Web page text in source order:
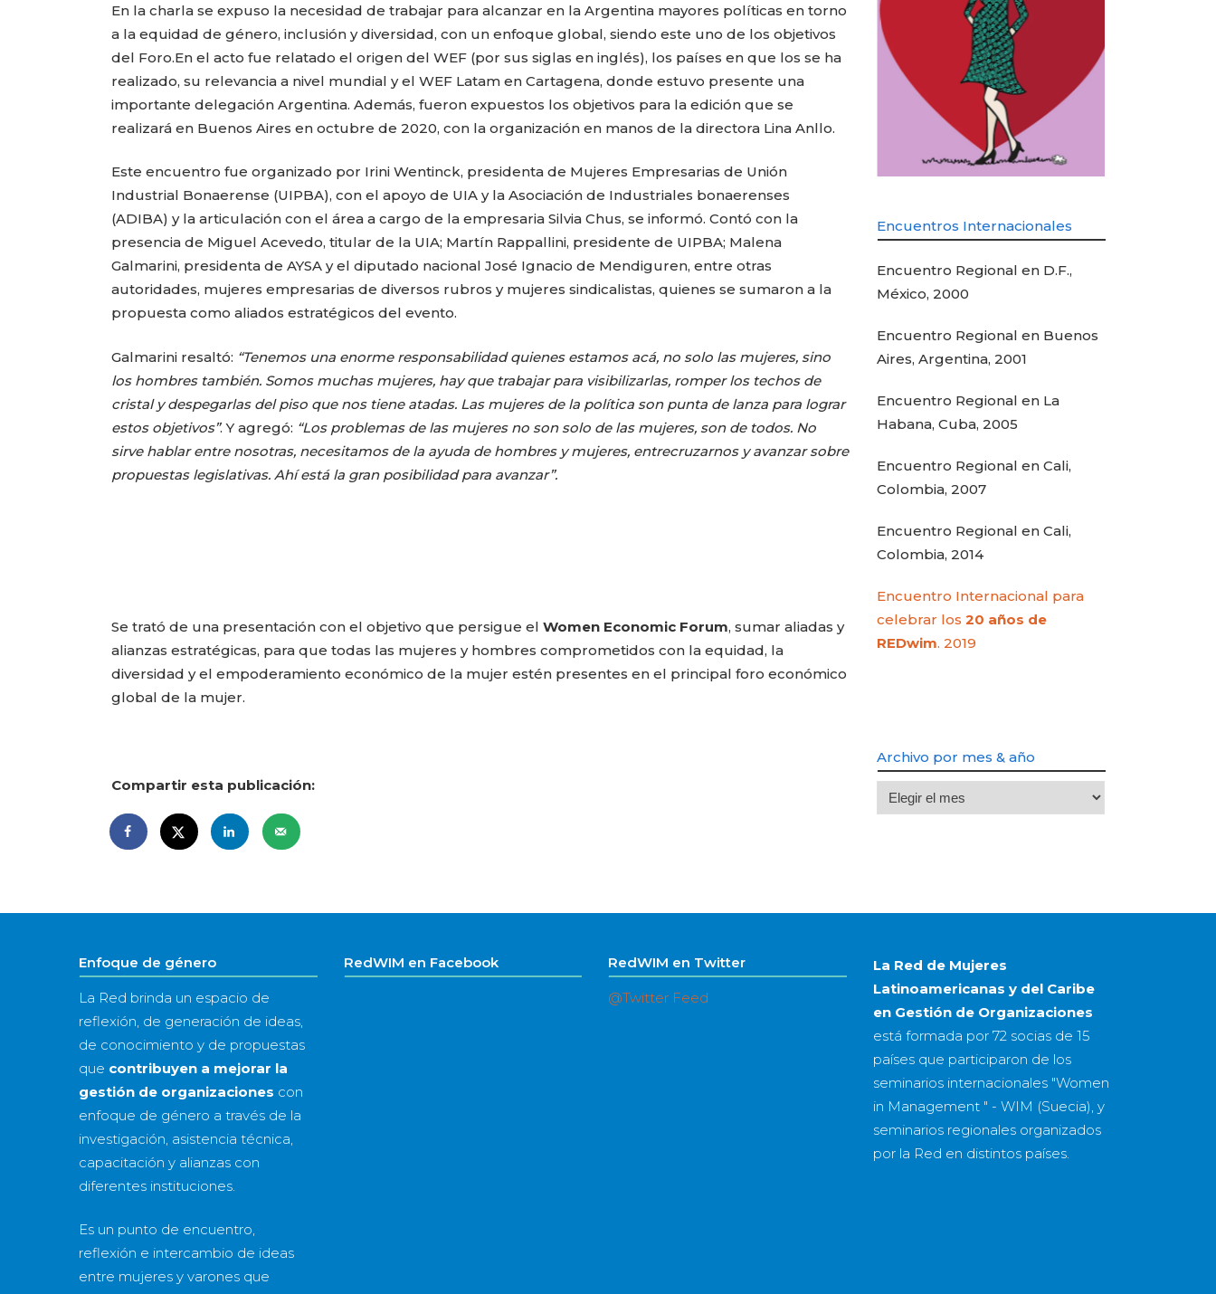
En la charla se expuso la necesidad de trabajar para alcanzar en la Argentina mayores políticas en torno
a la equidad de género, inclusión y diversidad, con un enfoque global, siendo este uno de los objetivos
del Foro.En el acto fue relatado el origen del WEF (por sus siglas en inglés), los países en que los se ha
realizado, su relevancia a nivel mundial y el WEF Latam en Cartagena, donde estuvo presente una
importante delegación Argentina. Además, fueron expuestos los objetivos para la edición que se
realizará en Buenos Aires en octubre de 2020, con la organización en manos de la directora Lina Anllo.
Este encuentro fue organizado por Irini Wentinck, presidenta de Mujeres Empresarias de Unión
Industrial Bonaerense (UIPBA), con el apoyo de UIA y la Asociación de Industriales bonaerenses
(ADIBA) y la articulación con el área a cargo de la empresaria Silvia Chus, se informó. Contó con la
presencia de Miguel Acevedo, titular de la UIA; Martín Rappallini, presidente de UIPBA; Malena
Galmarini, presidenta de AYSA y el diputado nacional José Ignacio de Mendiguren, entre otras
autoridades, mujeres empresarias de diversos rubros y mujeres sindicalistas, quienes se sumaron a la
propuesta como aliados estratégicos del evento.
Galmarini resaltó: “Tenemos una enorme responsabilidad quienes estamos acá, no solo las mujeres, sino
los hombres también. Somos muchas mujeres, hay que trabajar para visibilizarlas, romper los techos de
cristal y despegarlas del piso que nos tiene atadas. Las mujeres de la política son punta de lanza para lograr
estos objetivos”. Y agregó: “Los problemas de las mujeres no son solo de las mujeres, son de todos. No
sirve hablar entre nosotras, necesitamos de la ayuda de hombres y mujeres, entrecruzarnos y avanzar sobre
propuestas legislativas. Ahí está la gran posibilidad para avanzar”.
Se trató de una presentación con el objetivo que persigue el Women Economic Forum, sumar aliadas y
alianzas estratégicas, para que todas las mujeres y hombres comprometidos con la equidad, la
diversidad y el empoderamiento económico de la mujer estén presentes en el principal foro económico
global de la mujer.
Compartir esta publicación:
Encuentros Internacionales
Encuentro Regional en D.F.,
México, 2000
Encuentro Regional en Buenos
Aires, Argentina, 2001
Encuentro Regional en La
Habana, Cuba, 2005
Encuentro Regional en Cali,
Colombia, 2007
Encuentro Regional en Cali,
Colombia, 2014
Encuentro Internacional para
celebrar los20 años de
REDwim. 2019
Archivo por mes & año
Archivo
por
Enfoque de género
La Red brinda un espacio de
reflexión, de generación de ideas,
de conocimiento y de propuestas
que contribuyen a mejorar la
gestión de organizaciones con
enfoque de género a través de la
investigación, asistencia técnica,
capacitación y alianzas con
diferentes instituciones.
Es un punto de encuentro,
reflexión e intercambio de ideas
entre mujeres y varones que
RedWIM en Facebook RedWIM en Twitter
@Twitter Feed
La Red de Mujeres
Latinoamericanas y del Caribe
en Gestión de Organizaciones
está formada por 72 sociasde 15
paísesque participaron de los
seminarios internacionales "Women
in Management " - WIM (Suecia), y
seminarios regionales organizados
por la Red en distintos países.